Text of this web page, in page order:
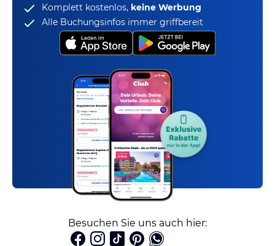
Komplett kostenlos, keine Werbung
Alle Buchungsinfos immer griffbereit
Besuchen Sie uns auch hier: